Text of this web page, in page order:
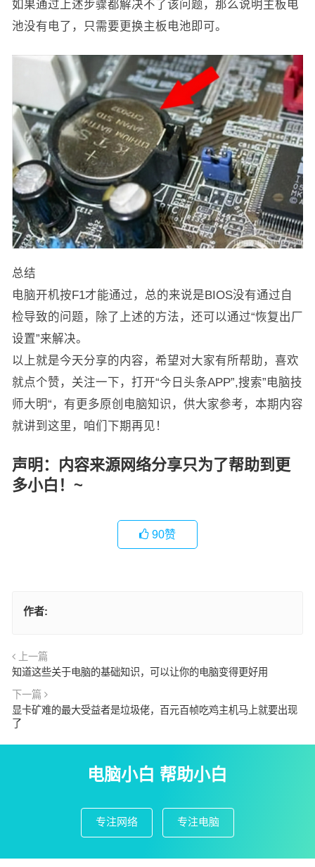
如果通过上述步骤都解决不了该问题，那么说明主板电
池没有电了，只需要更换主板电池即可。
总结
电脑开机按F1才能通过，总的来说是BIOS没有通过自
检导致的问题，除了上述的方法，还可以通过“恢复出厂
设置”来解决。
以上就是今天分享的内容，希望对大家有所帮助，喜欢
就点个赞，关注一下，打开“今日头条APP”,搜索”电脑技
师大明“，有更多原创电脑知识，供大家参考，本期内容
就讲到这里，咱们下期再见！
声明：内容来源网络分享只为了帮助到更
多小白！~
90赞
作者:
上一篇
知道这些关于电脑的基础知识，可以让你的电脑变得更好用
下一篇
显卡矿难的最大受益者是垃圾佬，百元百帧吃鸡主机马上就要出现
了
电脑小白 帮助小白
专注网络 专注电脑